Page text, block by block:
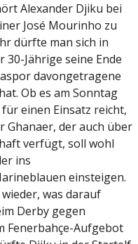
Alexander Djiku bei
José Mourinho zu
dürfte man sich in
30-Jährige seine Ende
davongetragene
Ob es am Sonntag
einen Einsatz reicht,
Ghanaer, der auch über
verfügt, soll wohl
ins
einsteigen.
was darauf
Derby gegen
Fenerbahçe-Aufgebot